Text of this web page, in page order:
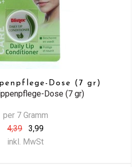
Dose (7 gr)
Dose (7 gr)
per 7 Gramm
4,39
3,99
inkl. MwSt